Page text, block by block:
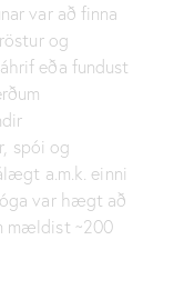
var að finna
og
eða fundust
spói og
a.m.k. einni
var hægt að
mældist ~200